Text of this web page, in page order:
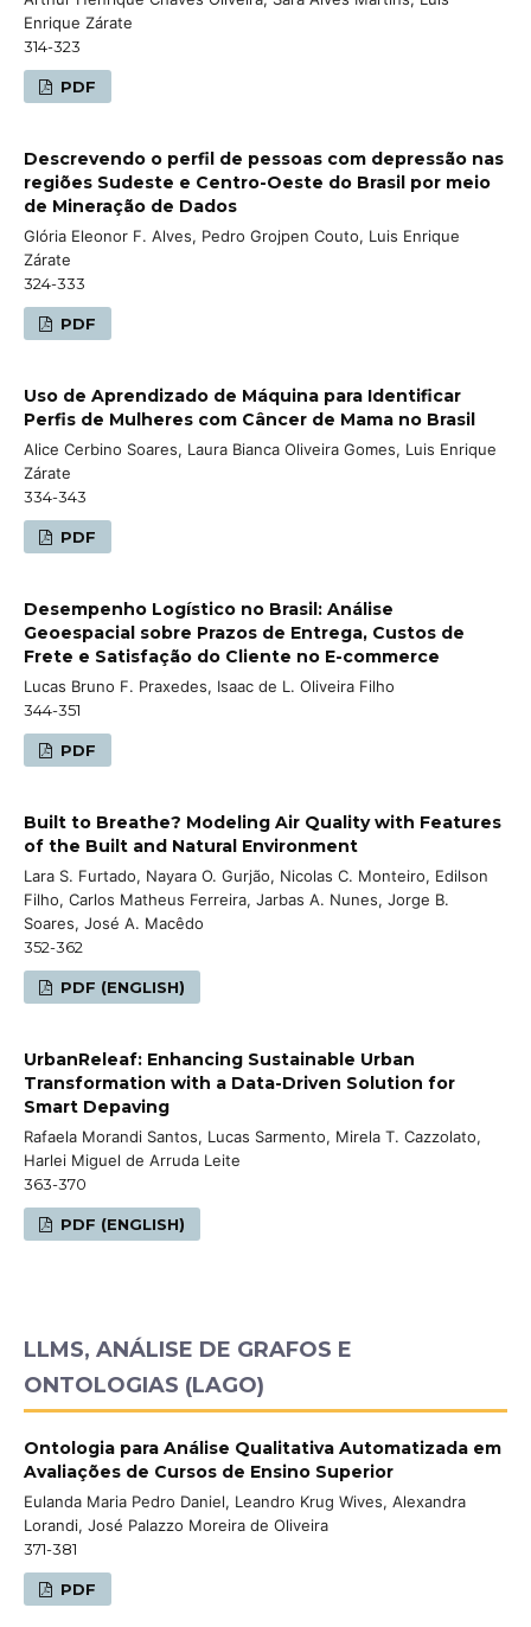
Enrique Zárate
314-323
PDF
Descrevendo o perfil de pessoas com depressão nas
regiões Sudeste e Centro-Oeste do Brasil por meio
de Mineração de Dados
Glória Eleonor F. Alves, Pedro Grojpen Couto, Luis Enrique
Zárate
324-333
PDF
Uso de Aprendizado de Máquina para Identificar
Perfis de Mulheres com Câncer de Mama no Brasil
Alice Cerbino Soares, Laura Bianca Oliveira Gomes, Luis Enrique
Zárate
334-343
PDF
Desempenho Logístico no Brasil: Análise
Geoespacial sobre Prazos de Entrega, Custos de
Frete e Satisfação do Cliente no E-commerce
Lucas Bruno F. Praxedes, Isaac de L. Oliveira Filho
344-351
PDF
Built to Breathe? Modeling Air Quality with Features
of the Built and Natural Environment
Lara S. Furtado, Nayara O. Gurjão, Nicolas C. Monteiro, Edilson
Filho, Carlos Matheus Ferreira, Jarbas A. Nunes, Jorge B.
Soares, José A. Macêdo
352-362
PDF (ENGLISH)
UrbanReleaf: Enhancing Sustainable Urban
Transformation with a Data-Driven Solution for
Smart Depaving
Rafaela Morandi Santos, Lucas Sarmento, Mirela T. Cazzolato,
Harlei Miguel de Arruda Leite
363-370
PDF (ENGLISH)
LLMS, ANÁLISE DE GRAFOS E
ONTOLOGIAS (LAGO)
Ontologia para Análise Qualitativa Automatizada em
Avaliações de Cursos de Ensino Superior
Eulanda Maria Pedro Daniel, Leandro Krug Wives, Alexandra
Lorandi, José Palazzo Moreira de Oliveira
371-381
PDF